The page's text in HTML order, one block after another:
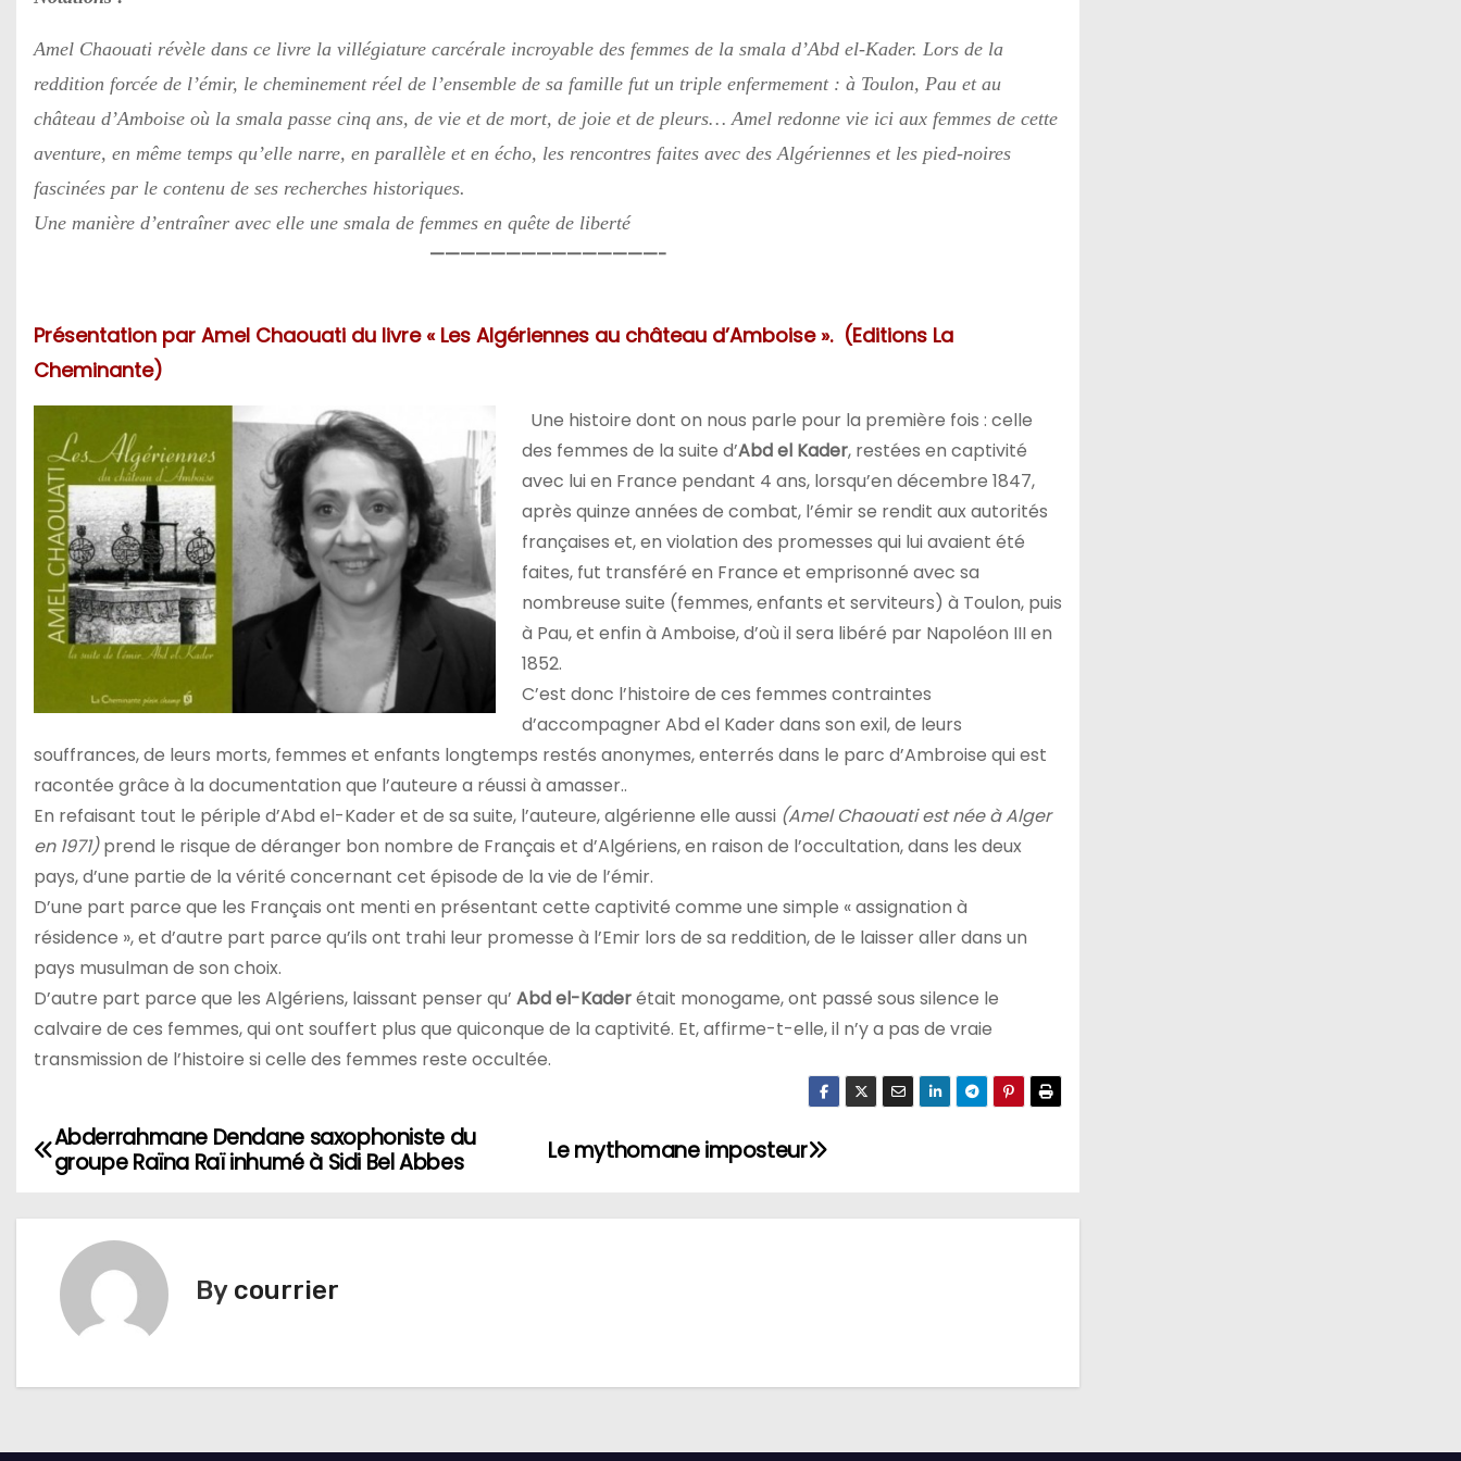
Amel Chaouati révèle dans ce livre la villégiature carcérale incroyable des femmes de la smala d’Abd el-Kader. Lors de la
reddition forcée de l’émir, le cheminement réel de l’ensemble de sa famille fut un triple enfermement : à Toulon, Pau et au
château d’Amboise où la smala passe cinq ans, de vie et de mort, de joie et de pleurs… Amel redonne vie ici aux femmes de cette
aventure, en même temps qu’elle narre, en parallèle et en écho, les rencontres faites avec des Algériennes et les pied-noires
fascinées par le contenu de ses recherches historiques.
Une manière d’entraîner avec elle une smala de femmes en quête de liberté
———————————————-
Présentation par Amel Chaouati du livre « Les Algériennes au château d’Amboise ». (Editions La
Cheminante)
Une histoire dont on nous parle pour la première fois : celle
des femmes de la suite d’Abd el Kader, restées en captivité
avec lui en France pendant 4 ans, lorsqu’en décembre 1847,
après quinze années de combat, l’émir se rendit aux autorités
françaises et, en violation des promesses qui lui avaient été
faites, fut transféré en France et emprisonné avec sa
nombreuse suite (femmes, enfants et serviteurs) à Toulon, puis
à Pau, et enfin à Amboise, d’où il sera libéré par Napoléon III en
1852.
C’est donc l’histoire de ces femmes contraintes
d’accompagner Abd el Kader dans son exil, de leurs
souffrances, de leurs morts, femmes et enfants longtemps restés anonymes, enterrés dans le parc d’Ambroise qui est
racontée grâce à la documentation que l’auteure a réussi à amasser..
En refaisant tout le périple d’Abd el-Kader et de sa suite, l’auteure, algérienne elle aussi (Amel Chaouati est née à Alger
en 1971)prend le risque de déranger bon nombre de Français et d’Algériens, en raison de l’occultation, dans les deux
pays, d’une partie de la vérité concernant cet épisode de la vie de l’émir.
D’une part parce que les Français ont menti en présentant cette captivité comme une simple « assignation à
résidence », et d’autre part parce qu’ils ont trahi leur promesse à l’Emir lors de sa reddition, de le laisser aller dans un
pays musulman de son choix.
D’autre part parce que les Algériens, laissant penser qu’ Abd el-Kaderétait monogame, ont passé sous silence le
calvaire de ces femmes, qui ont souffert plus que quiconque de la captivité. Et, affirme-t-elle, il n’y a pas de vraie
transmission de l’histoire si celle des femmes reste occultée.
N
Le mythomane imposteur
Abderrahmane Dendane saxophoniste du
groupe Raïna Raï inhumé à Sidi Bel Abbes
By courrier